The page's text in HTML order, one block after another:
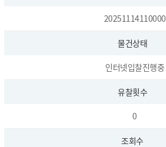
20251114110000
물건상태
인터넷입찰진행중
유찰횟수
0
조회수